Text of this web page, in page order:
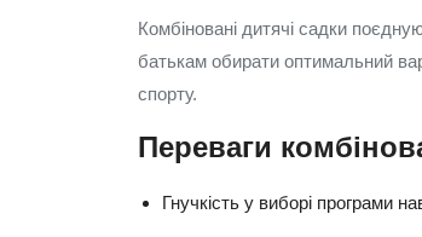
Комбіновані дитячі садки
батькам обирати оптимальний
спорту.
Переваги
Гнучкість у виборі програми